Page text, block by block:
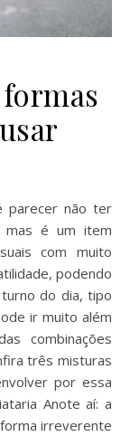
mas é um item
com muito
podendo
do dia, tipo
ir muito além
combinações
três misturas
por essa
Anote aí: a
irreverente